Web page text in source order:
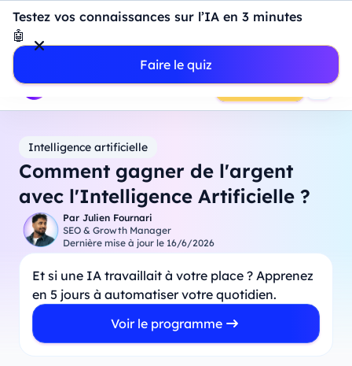
Testez vos connaissances sur l’IA en 3 minutes
🤖
Faire le quiz
Introduction à Power BI : construisez votre premier
dashboard de A à Z
- Mardi 11 Août
18h00
Professionnels
Étudiants Parents Entreprises
Prendre RDV
Intelligence artificielle
Comment gagner de l'argent
avec l'Intelligence Artificielle ?
Par Julien Fournari
SEO & Growth Manager
Dernière mise à jour le 16/6/2026
Et si une IA travaillait à votre place ? Apprenez
en 5 jours à automatiser votre quotidien.
Voir le programme